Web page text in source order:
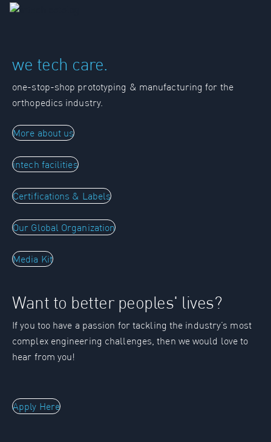
we tech care.
one-stop-shop prototyping & manufacturing for the
orthopedics industry.
More about us
intech facilities
Certifications & Labels
Our Global Organization
Media Kit
Want to better peoples' lives?
If you too have a passion for tackling the industry’s most
complex engineering challenges, then we would love to
hear from you!
Apply Here